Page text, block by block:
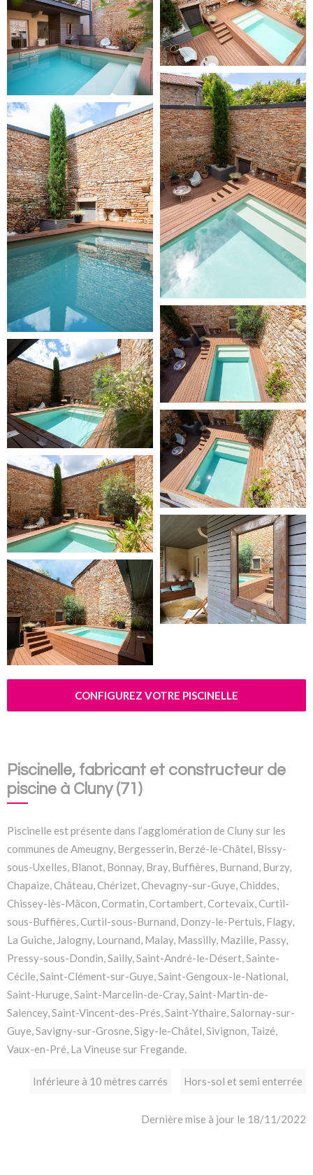
CONFIGUREZ VOTRE PISCINELLE
Piscinelle, fabricant et constructeur de
piscine à Cluny (71)
Piscinelle est présente dans l’agglomération de Cluny sur les
communes de Ameugny, Bergesserin, Berzé-le-Châtel, Bissy-
sous-Uxelles, Blanot, Bonnay, Bray, Buffières, Burnand, Burzy,
Chapaize, Château, Chérizet, Chevagny-sur-Guye, Chiddes,
Chissey-lès-Mâcon, Cormatin, Cortambert, Cortevaix, Curtil-
sous-Buffières, Curtil-sous-Burnand, Donzy-le-Pertuis, Flagy,
La Guiche, Jalogny, Lournand, Malay, Massilly, Mazille, Passy,
Pressy-sous-Dondin, Sailly, Saint-André-le-Désert, Sainte-
Cécile, Saint-Clément-sur-Guye, Saint-Gengoux-le-National,
Saint-Huruge, Saint-Marcelin-de-Cray, Saint-Martin-de-
Salencey, Saint-Vincent-des-Prés, Saint-Ythaire, Salornay-sur-
Guye, Savigny-sur-Grosne, Sigy-le-Châtel, Sivignon, Taizé,
Vaux-en-Pré, La Vineuse sur Fregande.
Inférieure à 10 mètres carrés Hors-sol et semi enterrée
Dernière mise à jour le 18/11/2022